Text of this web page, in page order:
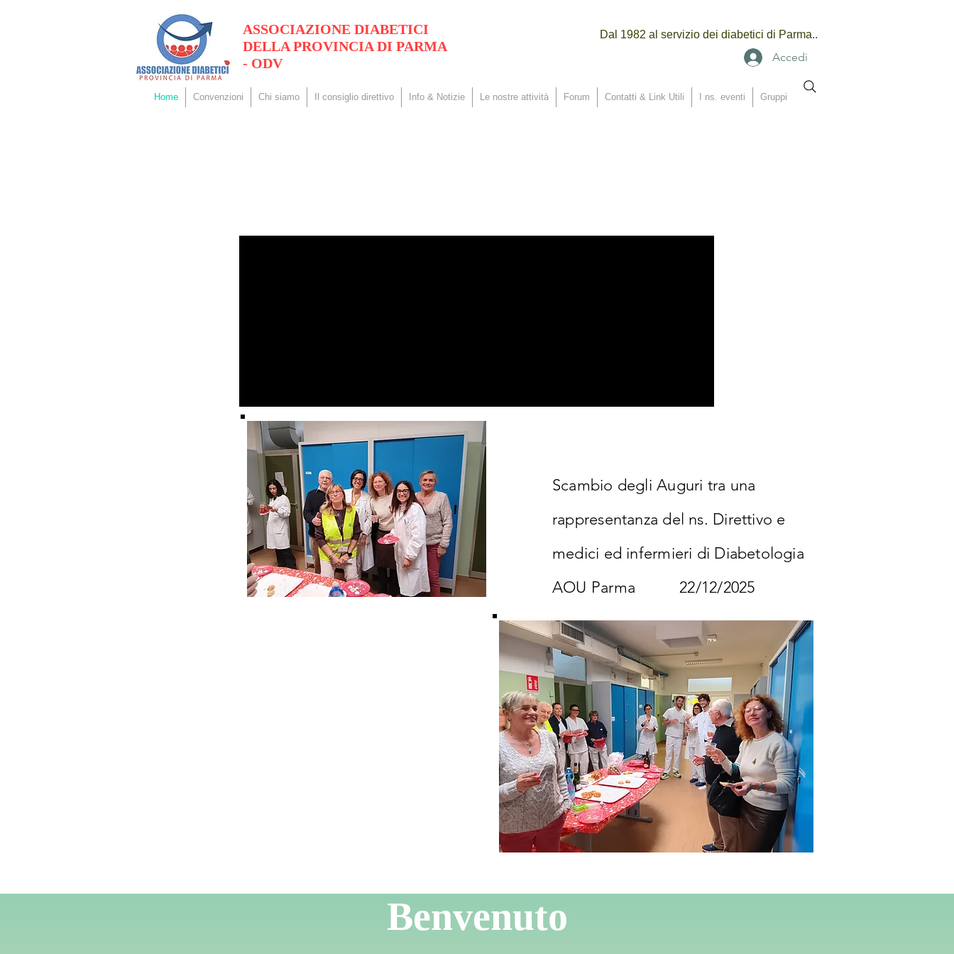
ASSOCIAZIONE DIABETICI
DELLA PROVINCIA DI PARMA
- ODV
Dal 1982 al servizio dei diabetici di Parma..
Accedi
Home Convenzioni Chi siamo Il consiglio direttivo Info & Notizie Le nostre attività Forum Contatti & Link Utili I ns. eventi Gruppi
Scambio degli Auguri tra una
rappresentanza del ns. Direttivo e
medici ed infermieri di Diabetologia
AOU Parma 22/12/2025
Benvenuto